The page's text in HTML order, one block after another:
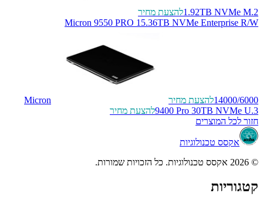
1.92TB NVMe M.2להצעת מחיר
Micron 9550 PRO 15.36TB NVMe Enterprise R/W
14000/6000להצעת מחיר
Micron
9400 Pro 30TB NVMe U.3להצעת מחיר
חזור לכל המוצרים
אקסס טכנולוגיות
© 2026 אקסס טכנולוגיות. כל הזכויות שמורות.
קטגוריות